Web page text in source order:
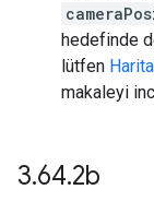
hedefinde
lütfen
makaleyi
3.64.2b